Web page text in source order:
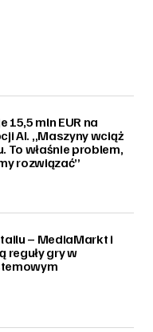
15,5 mln EUR na
AI. „Maszyny wciąż
To właśnie problem,
rozwiązać”
– MediaMarkt i
reguły gry w